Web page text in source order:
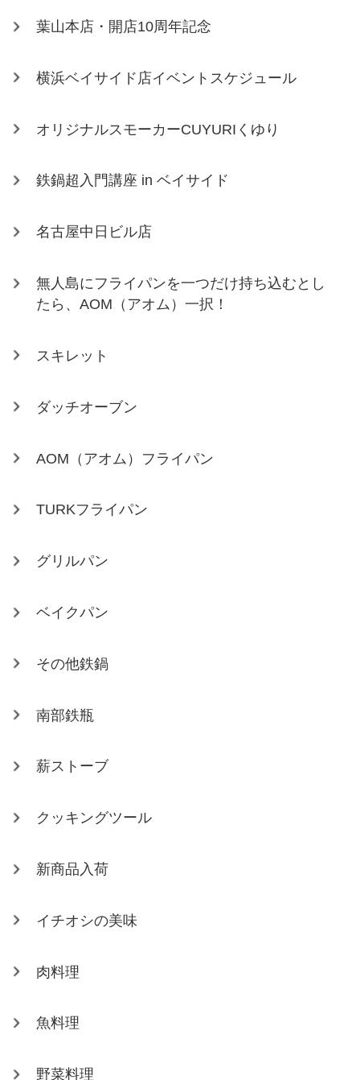
葉山本店・開店10周年記念
横浜ベイサイド店イベントスケジュール
オリジナルスモーカーCUYURIくゆり
鉄鍋超入門講座 in ベイサイド
名古屋中日ビル店
無人島にフライパンを一つだけ持ち込むとし
たら、AOM（アオム）一択！
スキレット
ダッチオーブン
AOM（アオム）フライパン
TURKフライパン
グリルパン
ベイクパン
その他鉄鍋
南部鉄瓶
薪ストーブ
クッキングツール
新商品入荷
イチオシの美味
肉料理
魚料理
野菜料理